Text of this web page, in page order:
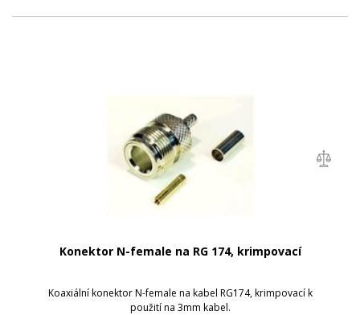
Konektor N-female na RG 174, krimpovací
Koaxiální konektor N-female na kabel RG174, krimpovací k
použití na 3mm kabel.